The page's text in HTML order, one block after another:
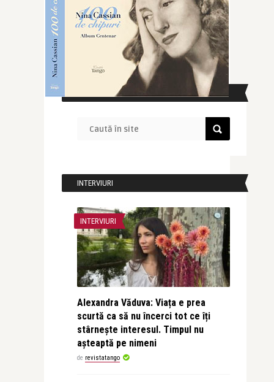
CAUTĂ ÎN SITE
INTERVIURI
INTERVIURI
Alexandra Văduva: Viața e prea
scurtă ca să nu încerci tot ce îți
stârnește interesul. Timpul nu
așteaptă pe nimeni
de revistatango